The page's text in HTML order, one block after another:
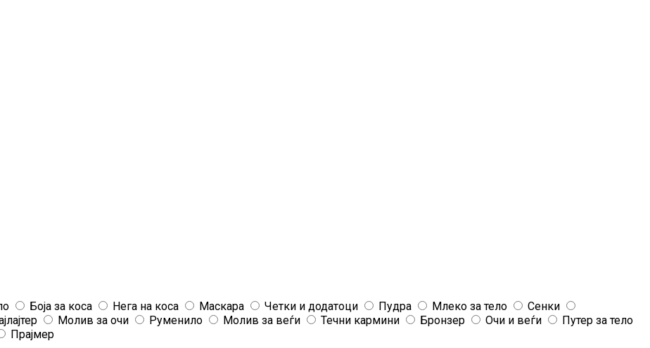
Боја за коса Нега на коса Маскара Четки и додатоци Пудра Млеко за тело
Сенки
Молив за очи Руменило Молив за веѓи Течни кармини Бронзер Очи и веѓи
Путер за тело
Прајмер